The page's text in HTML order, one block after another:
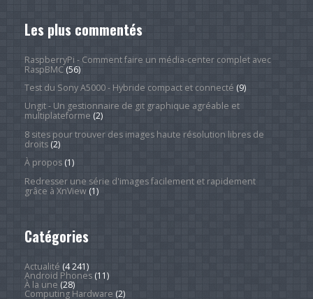
Les plus commentés
RaspberryPi - Comment faire un média-center complet avec
RaspBMC(56)
Test du Sony A5000 - Hybride compact et connecté (9)
Ungit - Un gestionnaire de git graphique agréable et
multiplateforme (2)
8 sites pour trouver des images haute résolution libres de
droits(2)
À propos(1)
Redresser une série d'images facilement et rapidement
grâce à XnView(1)
Catégories
Actualité (4 241)
Android Phones(11)
À la une (28)
Computing Hardware (2)